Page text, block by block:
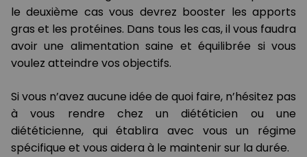
le deuxième cas vous devrez booster les apports
gras et les protéines. Dans tous les cas, il vous faudra
avoir une alimentation saine et équilibrée si vous
voulez atteindre vos objectifs.
Si vous n’avez aucune idée de quoi faire, n’hésitez pas
à vous rendre chez un diététicien ou une
diététicienne, qui établira avec vous un régime
spécifique et vous aidera à le maintenir sur la durée.